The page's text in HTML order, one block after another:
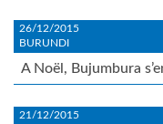
26/12/2015
BURUNDI
A Noël, Bujumbura
21/12/2015